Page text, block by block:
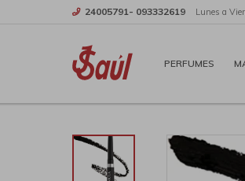
PERFUMES
24005791- 093332619 Lunes a